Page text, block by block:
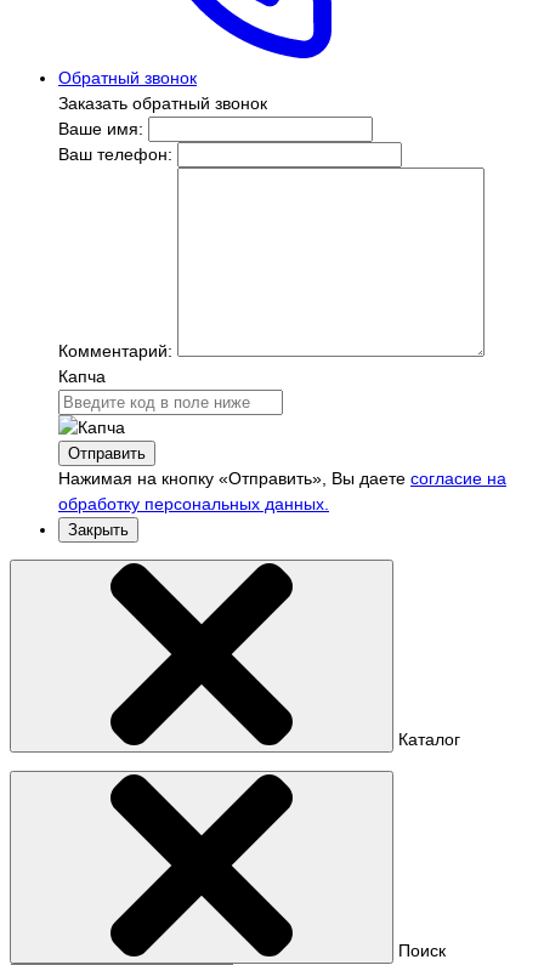
Обратный звонок
Заказать обратный звонок
Ваше имя:
Ваш телефон:
Комментарий:
Капча
Отправить
Нажимая на кнопку «Отправить», Вы даете согласие на
обработку персональных данных.
Закрыть
Каталог
Поиск